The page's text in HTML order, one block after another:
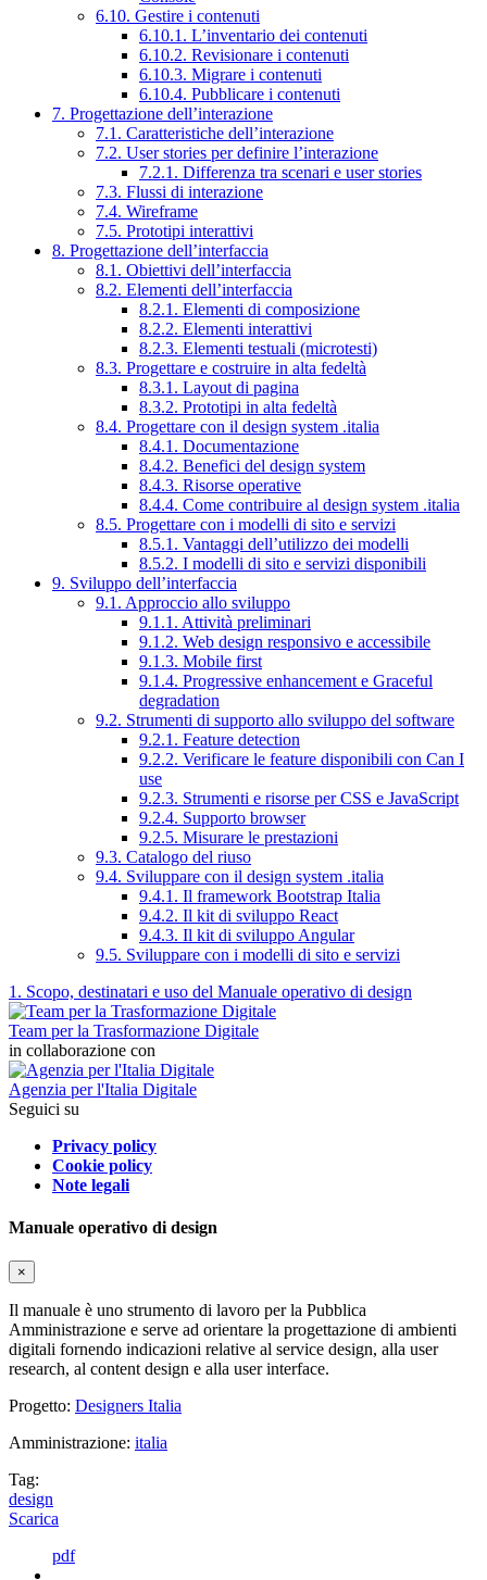
6.10. Gestire i contenuti
6.10.1. L’inventario dei contenuti
6.10.2. Revisionare i contenuti
6.10.3. Migrare i contenuti
6.10.4. Pubblicare i contenuti
7. Progettazione dell’interazione
7.1. Caratteristiche dell’interazione
7.2. User stories per definire l’interazione
7.2.1. Differenza tra scenari e user stories
7.3. Flussi di interazione
7.4. Wireframe
7.5. Prototipi interattivi
8. Progettazione dell’interfaccia
8.1. Obiettivi dell’interfaccia
8.2. Elementi dell’interfaccia
8.2.1. Elementi di composizione
8.2.2. Elementi interattivi
8.2.3. Elementi testuali (microtesti)
8.3. Progettare e costruire in alta fedeltà
8.3.1. Layout di pagina
8.3.2. Prototipi in alta fedeltà
8.4. Progettare con il design system .italia
8.4.1. Documentazione
8.4.2. Benefici del design system
8.4.3. Risorse operative
8.4.4. Come contribuire al design system .italia
8.5. Progettare con i modelli di sito e servizi
8.5.1. Vantaggi dell’utilizzo dei modelli
8.5.2. I modelli di sito e servizi disponibili
9. Sviluppo dell’interfaccia
9.1. Approccio allo sviluppo
9.1.1. Attività preliminari
9.1.2. Web design responsivo e accessibile
9.1.3. Mobile first
9.1.4. Progressive enhancement e Graceful
degradation
9.2. Strumenti di supporto allo sviluppo del software
9.2.1. Feature detection
9.2.2. Verificare le feature disponibili con Can I
use
9.2.3. Strumenti e risorse per CSS e JavaScript
9.2.4. Supporto browser
9.2.5. Misurare le prestazioni
9.3. Catalogo del riuso
9.4. Sviluppare con il design system .italia
9.4.1. Il framework Bootstrap Italia
9.4.2. Il kit di sviluppo React
9.4.3. Il kit di sviluppo Angular
9.5. Sviluppare con i modelli di sito e servizi
1. Scopo, destinatari e uso del Manuale operativo di design
Team per la Trasformazione Digitale
in collaborazione con
Agenzia per l'Italia Digitale
Seguici su
Privacy policy
Cookie policy
Note legali
Manuale operativo di design
×
Il manuale è uno strumento di lavoro per la Pubblica
Amministrazione e serve ad orientare la progettazione di ambienti
digitali fornendo indicazioni relative al service design, alla user
research, al content design e alla user interface.
Progetto: Designers Italia
Amministrazione: italia
Tag:
design
Scarica
pdf